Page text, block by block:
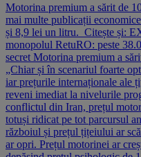
Motorina premium a sărit de
mai multe publicații
și 8,9 lei un litru. Citește și:
monopolul RetuRO: peste
secret Motorina premium a
„Chiar și în scenariul foarte
iar prețurile internaționale ale
reveni imediat la nivelurile
conflictul din Iran, prețul
totuși ridicat pe tot parcursul
războiul și prețul țițeiului ar
ar opri. Prețul motorinei ar